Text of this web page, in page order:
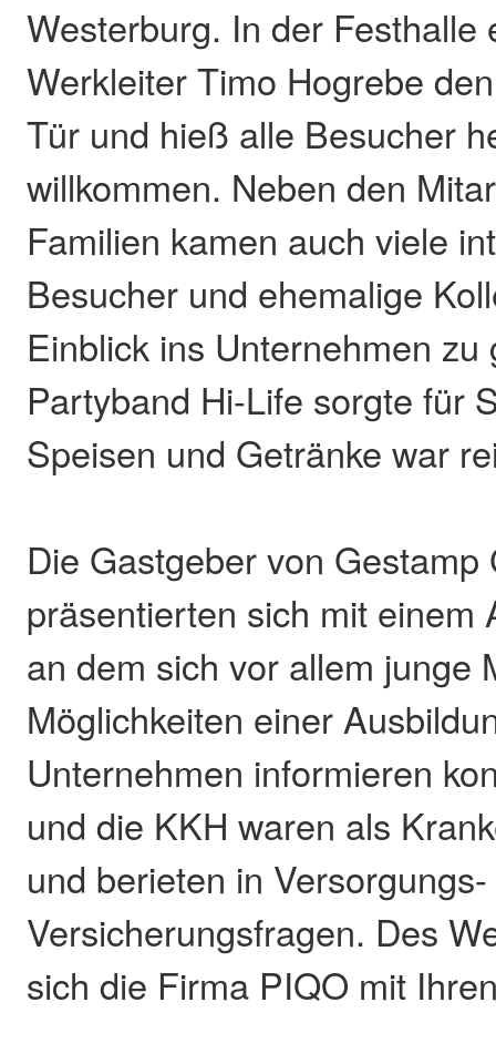
Westerburg. In der Festhalle
Werkleiter Timo Hogrebe
Tür und hieß alle Besucher
willkommen. Neben den
Familien kamen auch viele
Besucher und ehemalige
Einblick ins Unternehmen zu
Partyband Hi-Life sorgte für
Speisen und Getränke war
Die Gastgeber von Gestamp
präsentierten sich mit einem
an dem sich vor allem junge
Möglichkeiten einer
Unternehmen informieren
und die KKH waren als
und berieten in
Versicherungsfragen. Des
sich die Firma PIQO mit